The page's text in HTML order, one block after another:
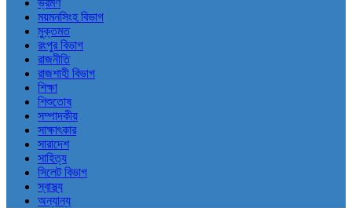
ভ্রমণ
ময়মনসিংহ বিভাগ
মুক্তমত
রংপুর বিভাগ
রাজনীতি
রাজশাহী বিভাগ
শিক্ষা
শিশুতোষ
সম্পাদকীয়
সাক্ষাৎকার
সারাদেশ
সাহিত্য
সিলেট বিভাগ
স্বাস্থ্য
অন্যান্য